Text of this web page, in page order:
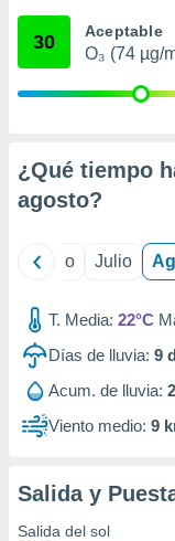
e
publicidad
1199
30 Aceptable
O₃ (74 µg/
¿Qué tiempo
agosto?
Junio Julio
T. Media: 22°C
Días de lluvia: 9
Acum. de lluvia:
Viento medio: 9
Salida y
Salida del sol